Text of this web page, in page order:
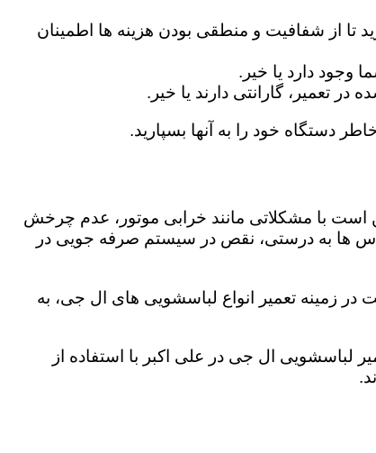
تا از شفافیت و منطقی بودن هزینه ها اطمینان
وجود دارد یا خیر.
تعمیر، گارانتی دارند یا خیر.
دستگاه خود را به آنها بسپارید.
است با مشکلاتی مانند خرابی موتور، عدم چرخش
ها به درستی، نقص در سیستم صرفه جویی در
زمینه تعمیر انواع لباسشویی های ال جی، به
لباسشویی ال جی در علی اکبر با استفاده از